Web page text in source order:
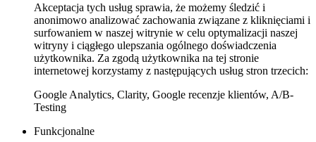
Akceptacja tych usług sprawia, że możemy śledzić i
anonimowo analizować zachowania związane z kliknięciami i
surfowaniem w naszej witrynie w celu optymalizacji naszej
witryny i ciągłego ulepszania ogólnego doświadczenia
użytkownika. Za zgodą użytkownika na tej stronie
internetowej korzystamy z następujących usług stron trzecich:
Google Analytics, Clarity, Google recenzje klientów, A/B-
Testing
Funkcjonalne